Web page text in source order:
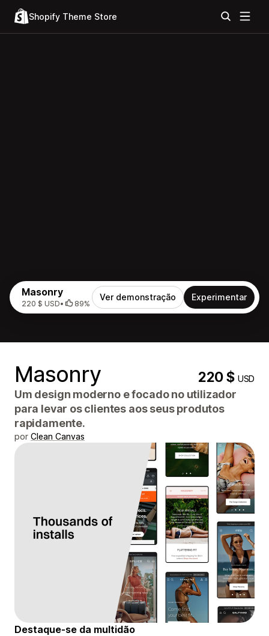
Shopify Theme Store
Masonry
220 $ USD• 89%
Ver demonstração Experimentar
Masonry 220 $USD
Um design moderno e focado no utilizador
para levar os clientes aos seus produtos
rapidamente.
por Clean Canvas
Destaque-se da multidão